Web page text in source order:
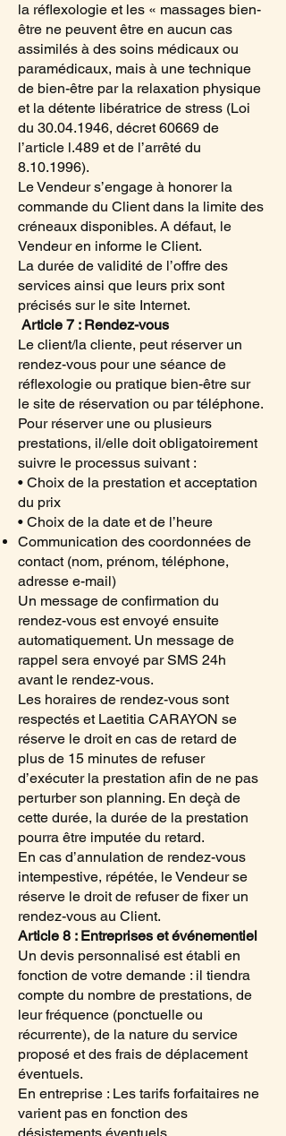
la réflexologie et les « massages bien-
être ne peuvent être en aucun cas
assimilés à des soins médicaux ou
paramédicaux, mais à une technique
de bien-être par la relaxation physique
et la détente libératrice de stress (Loi
du 30.04.1946, décret 60669 de
l’article l.489 et de l’arrêté du
8.10.1996).
Le Vendeur s’engage à honorer la
commande du Client dans la limite des
créneaux disponibles. A défaut, le
Vendeur en informe le Client.
La durée de validité de l’offre des
services ainsi que leurs prix sont
précisés sur le site Internet.
Article 7 : Rendez-vous
Le client/la cliente, peut réserver un
rendez-vous pour une séance de
réflexologie ou pratique bien-être sur
le site de réservation ou par téléphone.
Pour réserver une ou plusieurs
prestations, il/elle doit obligatoirement
suivre le processus suivant :
• Choix de la prestation et acceptation
du prix
• Choix de la date et de l’heure​
Communication des coordonnées de
contact (nom, prénom, téléphone,
adresse e-mail)
Un message de confirmation du
rendez-vous est envoyé ensuite
automatiquement. Un message de
rappel sera envoyé par SMS 24h
avant le rendez-vous.
Les horaires de rendez-vous sont
respectés et Laetitia CARAYON se
réserve le droit en cas de retard de
plus de 15 minutes de refuser
d’exécuter la prestation afin de ne pas
perturber son planning. En deçà de
cette durée, la durée de la prestation
pourra être imputée du retard.
En cas d’annulation de rendez-vous
intempestive, répétée, le Vendeur se
réserve le droit de refuser de fixer un
rendez-vous au Client.
Article 8 : Entreprises et événementiel
Un devis personnalisé est établi en
fonction de votre demande : il tiendra
compte du nombre de prestations, de
leur fréquence (ponctuelle ou
récurrente), de la nature du service
proposé et des frais de déplacement
éventuels.
En entreprise : Les tarifs forfaitaires ne
varient pas en fonction des